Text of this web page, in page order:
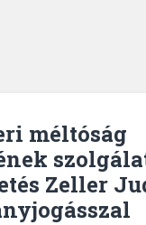
méltóság
Zeller